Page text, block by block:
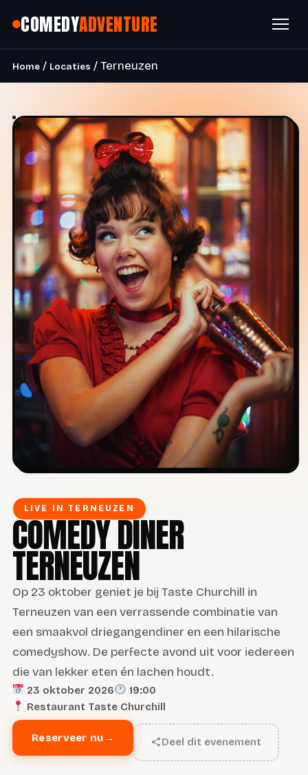
COMEDYADVENTURE
Home / Locaties / Terneuzen
LIVE IN TERNEUZEN
COMEDY DINER
TERNEUZEN
Op 23 oktober geniet je bij Taste Churchill in
Terneuzen van een verrassende combinatie van
een smaakvol driegangendiner en een hilarische
comedyshow. De perfecte avond uit voor iedereen
die van lekker eten én lachen houdt.
23 oktober 2026
19:00
Restaurant Taste Churchill
Reserveer nu → Deel dit evenement